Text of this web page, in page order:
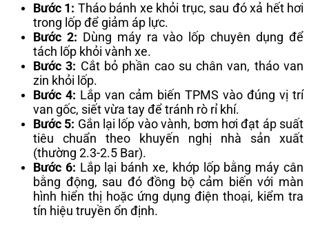
Bước 1: Tháo bánh xe khỏi trục, sau đó xả hết hơi
trong lốp để giảm áp lực.
Bước 2: Dùng máy ra vào lốp chuyên dụng để
tách lốp khỏi vành xe.
Bước 3: Cắt bỏ phần cao su chân van, tháo van
zin khỏi lốp.
Bước 4: Lắp van cảm biến TPMS vào đúng vị trí
van gốc, siết vừa tay để tránh rò rỉ khí.
Bước 5: Gắn lại lốp vào vành, bơm hơi đạt áp suất
tiêu chuẩn theo khuyến nghị nhà sản xuất
(thường 2.3-2.5 Bar).
Bước 6: Lắp lại bánh xe, khớp lốp bằng máy cân
bằng động, sau đó đồng bộ cảm biến với màn
hình hiển thị hoặc ứng dụng điện thoại, kiểm tra
tín hiệu truyền ổn định.